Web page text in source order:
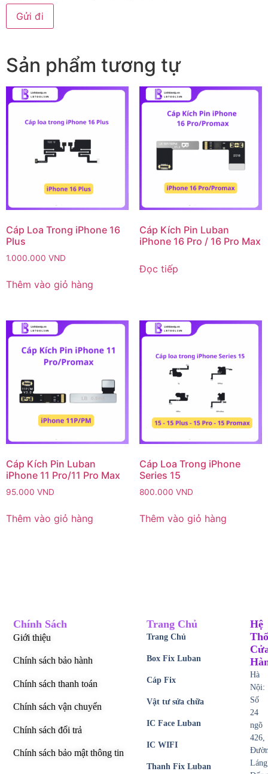
Sản phẩm tương tự
Cáp Loa Trong iPhone 16
Plus
1.000.000 VND
Thêm vào giỏ hàng
Cáp Kích Pin Luban
iPhone 16 Pro / 16 Pro Max
Đọc tiếp
Cáp Kích Pin Luban
iPhone 11 Pro/11 Pro Max
95.000 VND
Thêm vào giỏ hàng
Cáp Loa Trong iPhone
Series 15
800.000 VND
Thêm vào giỏ hàng
Trang Chủ
Trang Chủ
Box Fix Luban
Cáp Fix
Vật tư sửa chữa
IC Face Luban
IC WIFI
Thanh Fix Luban
Chính Sách
Giới thiệu
Chính sách bảo hành
Chính sách thanh toán
Chính sách vận chuyển
Chính sách đổi trả
Chính sách bảo mật thông tin
Hệ
Hà
Nội:
Số
24
ngõ
426,